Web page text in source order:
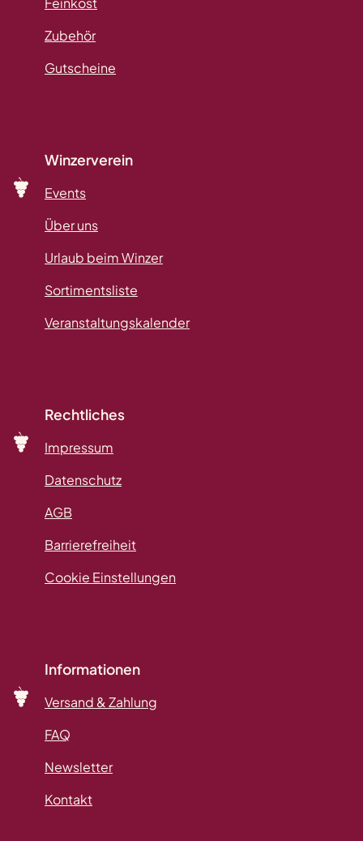
Zubehör
Gutscheine
Winzerverein
Events
Über uns
Urlaub beim Winzer
Sortimentsliste
Veranstaltungskalender
Rechtliches
Impressum
Datenschutz
AGB
Barrierefreiheit
Cookie Einstellungen
Informationen
Versand & Zahlung
FAQ
Newsletter
Kontakt